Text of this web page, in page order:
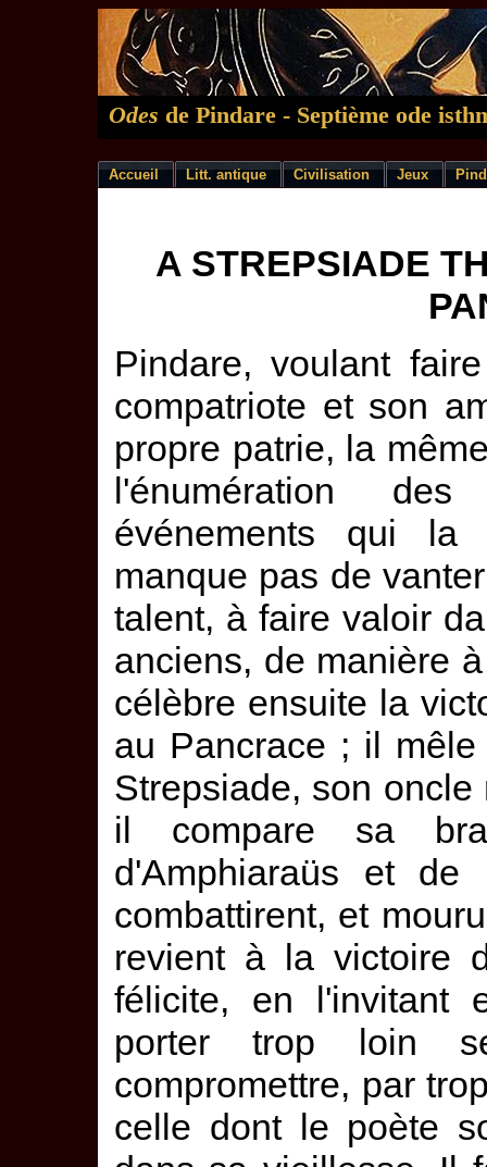
Odes de Pindare - Septième ode
Accueil Litt. antique Civilisation Jeux
A STREPSIADE
Pindare, voulant
compatriote et son
propre patrie, la
l'énumération
événements qui la
manque pas de
talent, à faire valoir
anciens, de manière
célèbre ensuite la
au Pancrace ; il
Strepsiade, son
il compare sa
d'Amphiaraüs et de
combattirent, et
revient à la victoire
félicite, en l'invitant
porter trop loin
compromettre, par
celle dont le poète